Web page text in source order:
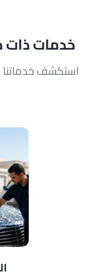
خدمات ذات
استكشف خدماتنا